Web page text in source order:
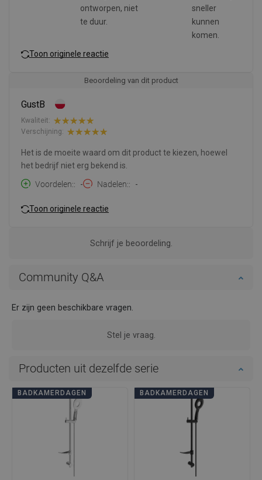
ontworpen, niet
te duur.
sneller
kunnen
komen.
Toon originele reactie
Beoordeling van dit product
GustB
Kwaliteit:
Verschijning:
Het is de moeite waard om dit product te kiezen, hoewel
het bedrijf niet erg bekend is.
Voordelen:
- Nadelen: -
Toon originele reactie
Schrijf je beoordeling.
Community Q&A
Er zijn geen beschikbare vragen.
Stel je vraag.
Producten uit dezelfde serie
BADKAMERDAGEN BADKAMERDAGEN